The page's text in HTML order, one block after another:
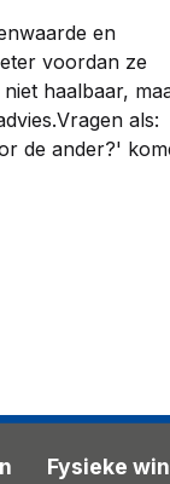
en
voordan ze
haalbaar,
als:
de ander?'
Fysieke